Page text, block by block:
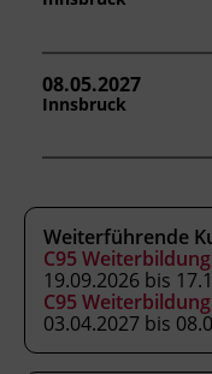
Kursformat
Präsenzunterricht
Fachtrainer_in
Abschluss
08.05.2027
Innsbruck
Weiterführende
C95
19.09.2026 bis
C95
03.04.2027 bis